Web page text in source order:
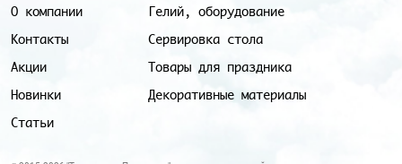
О компании
Контакты
Акции
Новинки
Статьи
Гелий, оборудование
Сервировка стола
Товары для праздника
Декоративные материалы